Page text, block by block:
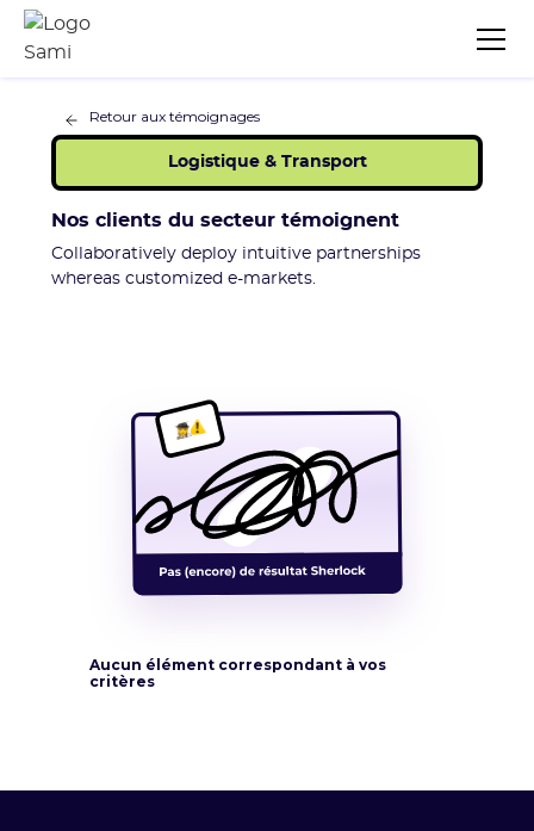
Retour aux témoignages
Logistique & Transport
Nos clients du secteur témoignent
Collaboratively deploy intuitive partnerships
whereas customized e-markets.
Aucun élément correspondant à vos
critères